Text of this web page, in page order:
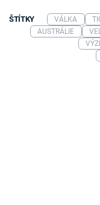
ŠTÍTKY VÁLKA
AUSTRÁLIE